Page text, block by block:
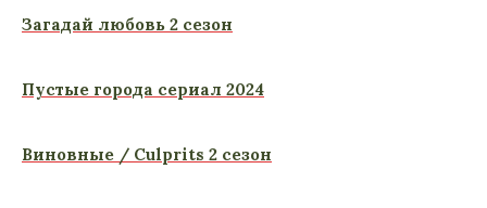
Загадай любовь 2 сезон
Пустые города сериал 2024
Виновные / Culprits 2 сезон